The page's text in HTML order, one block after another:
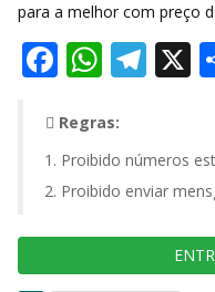
para a melhor com preço
Facebook
X
Regras:
Proibido números
Proibido enviar